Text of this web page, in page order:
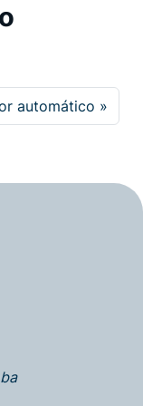
automático